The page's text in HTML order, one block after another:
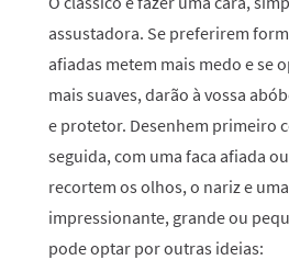
assustadora. Se preferirem
afiadas metem mais medo e se
mais suaves, darão à vossa
e protetor. Desenhem primeiro
seguida, com uma faca afiada
recortem os olhos, o nariz e
impressionante, grande ou
pode optar por outras ideias: